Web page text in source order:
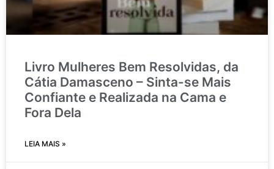
Livro Mulheres Bem Resolvidas, da
Cátia Damasceno – Sinta-se Mais
Confiante e Realizada na Cama e
Fora Dela
LEIA MAIS »